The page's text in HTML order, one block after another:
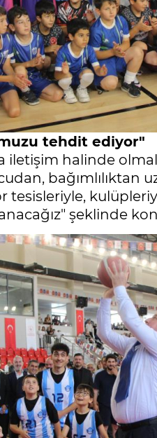
tehdit ediyor"
iletişim halinde
bağımlılıktan
tesisleriyle,
şeklinde